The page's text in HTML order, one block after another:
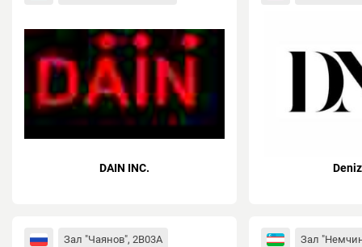
DAIN INC.
Зал "Чаянов", 2B03A Зал